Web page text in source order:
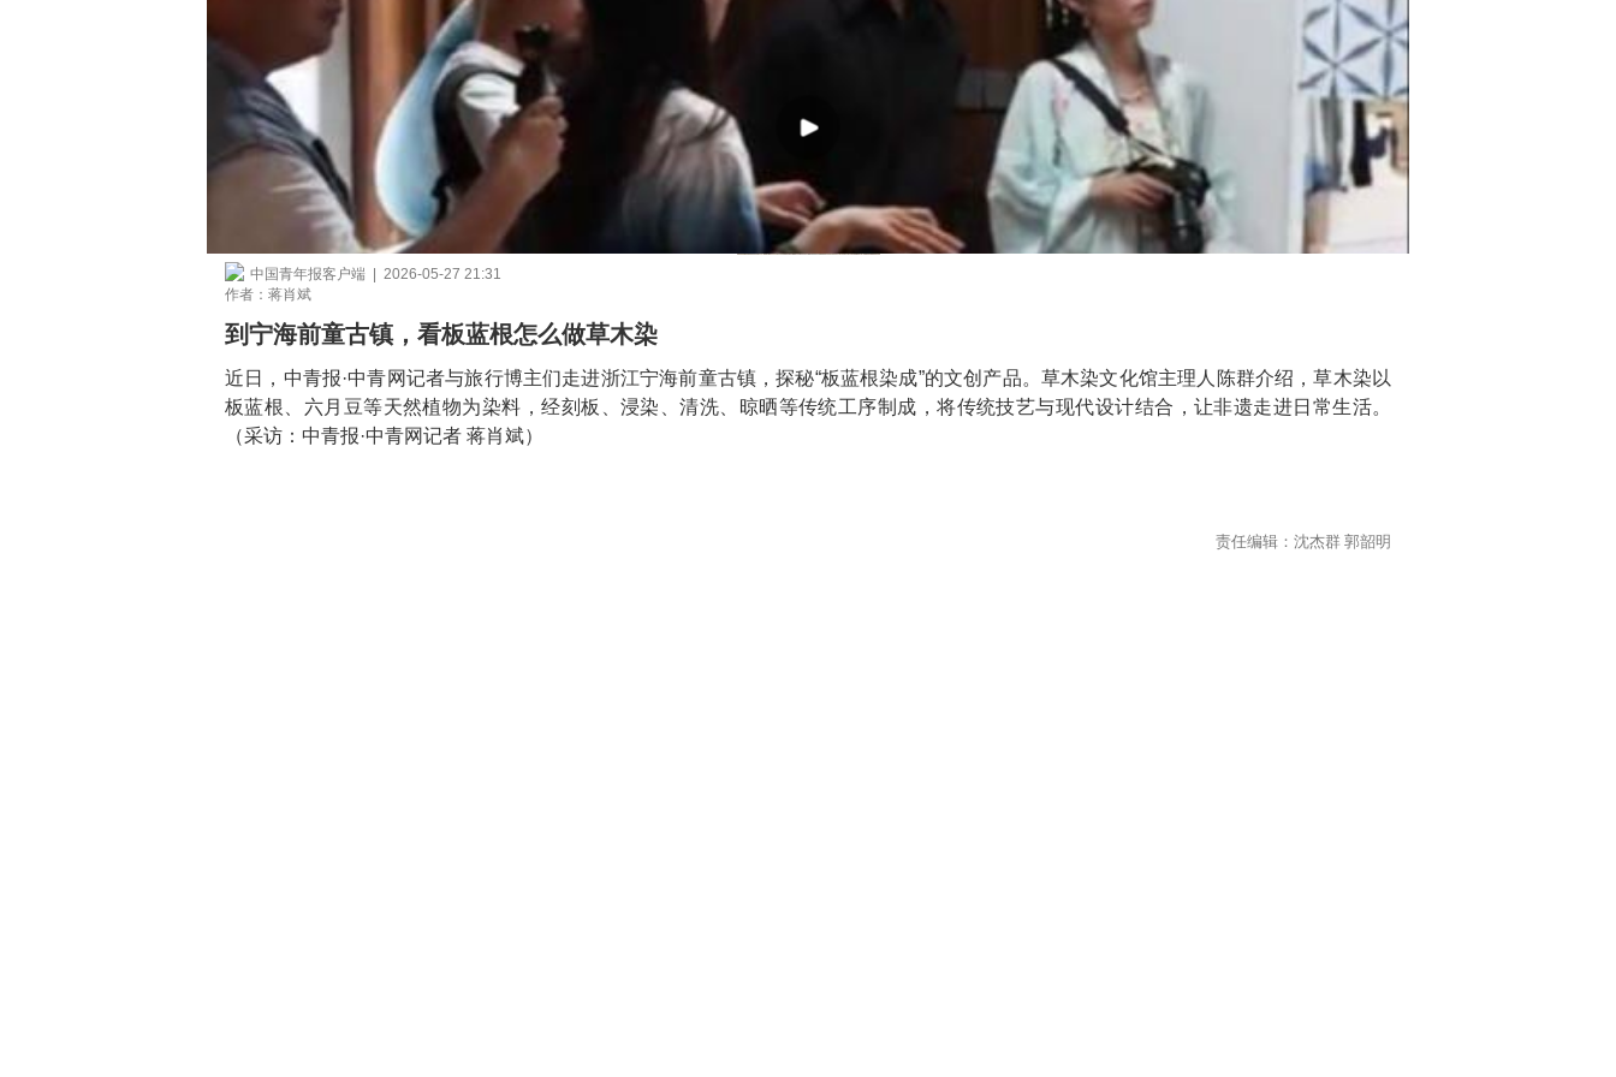
中国青年报客户端 | 2026-05-27 21:31
作者：蒋肖斌
到宁海前童古镇，看板蓝根怎么做草木染
近日，中青报·中青网记者与旅行博主们走进浙江宁海前童古镇，探秘“板蓝根染成”的文创产品。草木染文化馆主理人陈群介绍，草木染以
板蓝根、六月豆等天然植物为染料，经刻板、浸染、清洗、晾晒等传统工序制成，将传统技艺与现代设计结合，让非遗走进日常生活。
（采访：中青报·中青网记者 蒋肖斌）